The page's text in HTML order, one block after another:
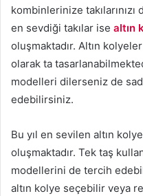
kombinlerinize
en sevdiği takılar ise altın
oluşmaktadır. Altın
olarak ta
modelleri dilerseniz de
edebilirsiniz.
Bu yıl en sevilen altın
oluşmaktadır. Tek taş
modellerini de tercih
altın kolye seçebilir veya